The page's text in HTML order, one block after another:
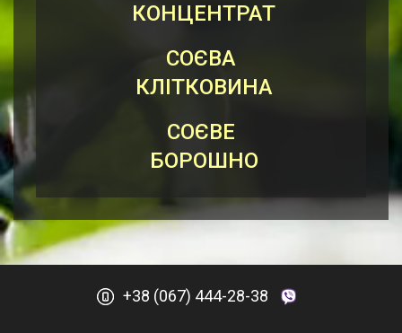
КОНЦЕНТРАТ
СОЄВА
КЛІТКОВИНА
СОЄВЕ
БОРОШНО
+38 (067) 444-28-38